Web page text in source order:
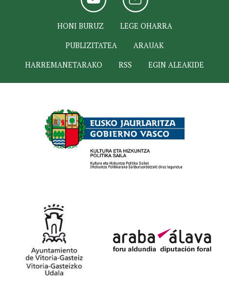
HONI BURUZ
LEGE OHARRA
PUBLIZITATEA
ARAUAK
HARREMANETARAKO
RSS EGIN ALEAKIDE